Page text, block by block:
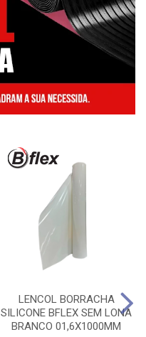
LENCOL BORRACHA
SILICONE BFLEX SEM LONA
BRANCO 01,6X1000MM